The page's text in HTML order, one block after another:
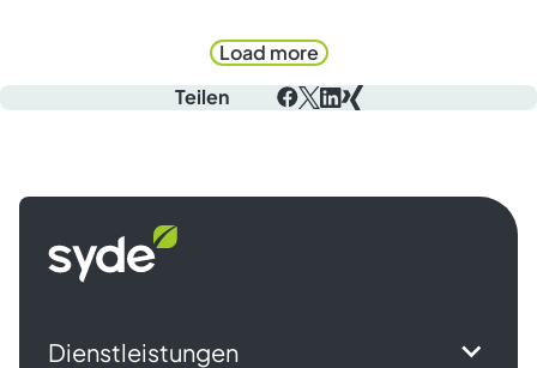
Load more
Teilen
Syde
Startseite
Dienstleistungen